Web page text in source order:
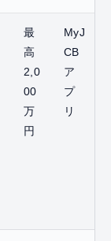
最
高
2,0
00
万
円
MyJ
CB
ア
プ
リ